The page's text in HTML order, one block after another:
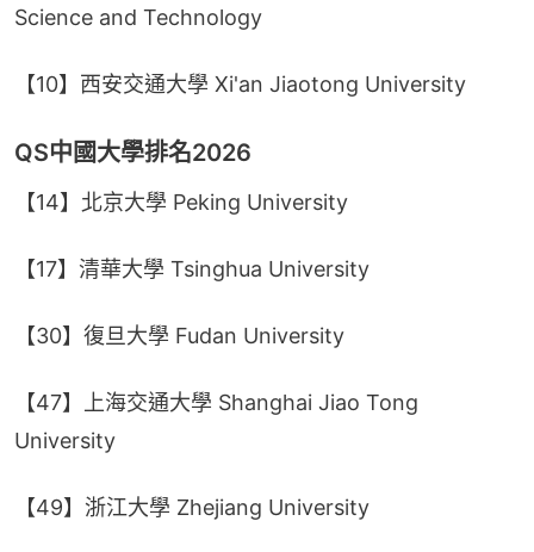
Science and Technology
【10】西安交通大學 Xi'an Jiaotong University
QS中國大學排名2026
【14】北京大學 Peking University
【17】清華大學 Tsinghua University
【30】復旦大學 Fudan University
【47】上海交通大學 Shanghai Jiao Tong
University
【49】浙江大學 Zhejiang University